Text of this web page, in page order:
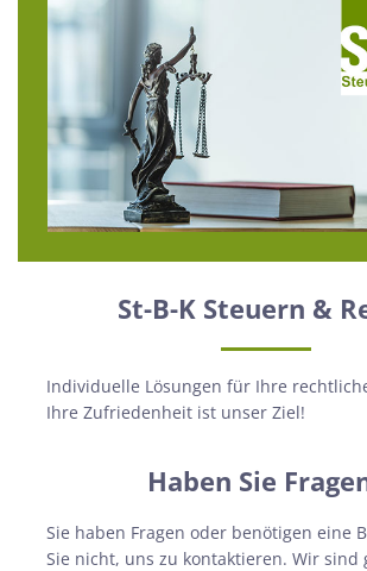
St-B-K Steuern &
Individuelle Lösungen für Ihre
Ihre Zufriedenheit ist unser Ziel!
Haben Sie
Sie haben Fragen oder benötigen eine
Sie nicht, uns zu kontaktieren. Wir sind